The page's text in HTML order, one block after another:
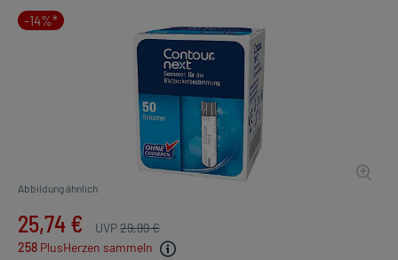
-14%*
Abbildung ähnlich
25,74 € UVP29,99 €
258 PlusHerzen sammeln